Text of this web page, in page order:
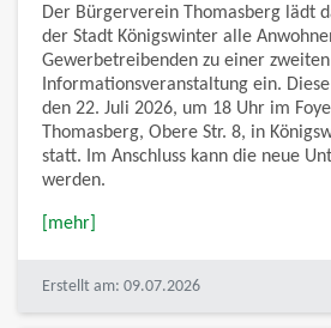
Der Bürgerverein Thomasberg lädt
der Stadt Königswinter alle
Gewerbetreibenden zu einer zweiten
Informationsveranstaltung ein.
den 22. Juli 2026, um 18 Uhr im
Thomasberg, Obere Str. 8, in
statt. Im Anschluss kann die neue
werden.
[mehr]
Erstellt am: 09.07.2026